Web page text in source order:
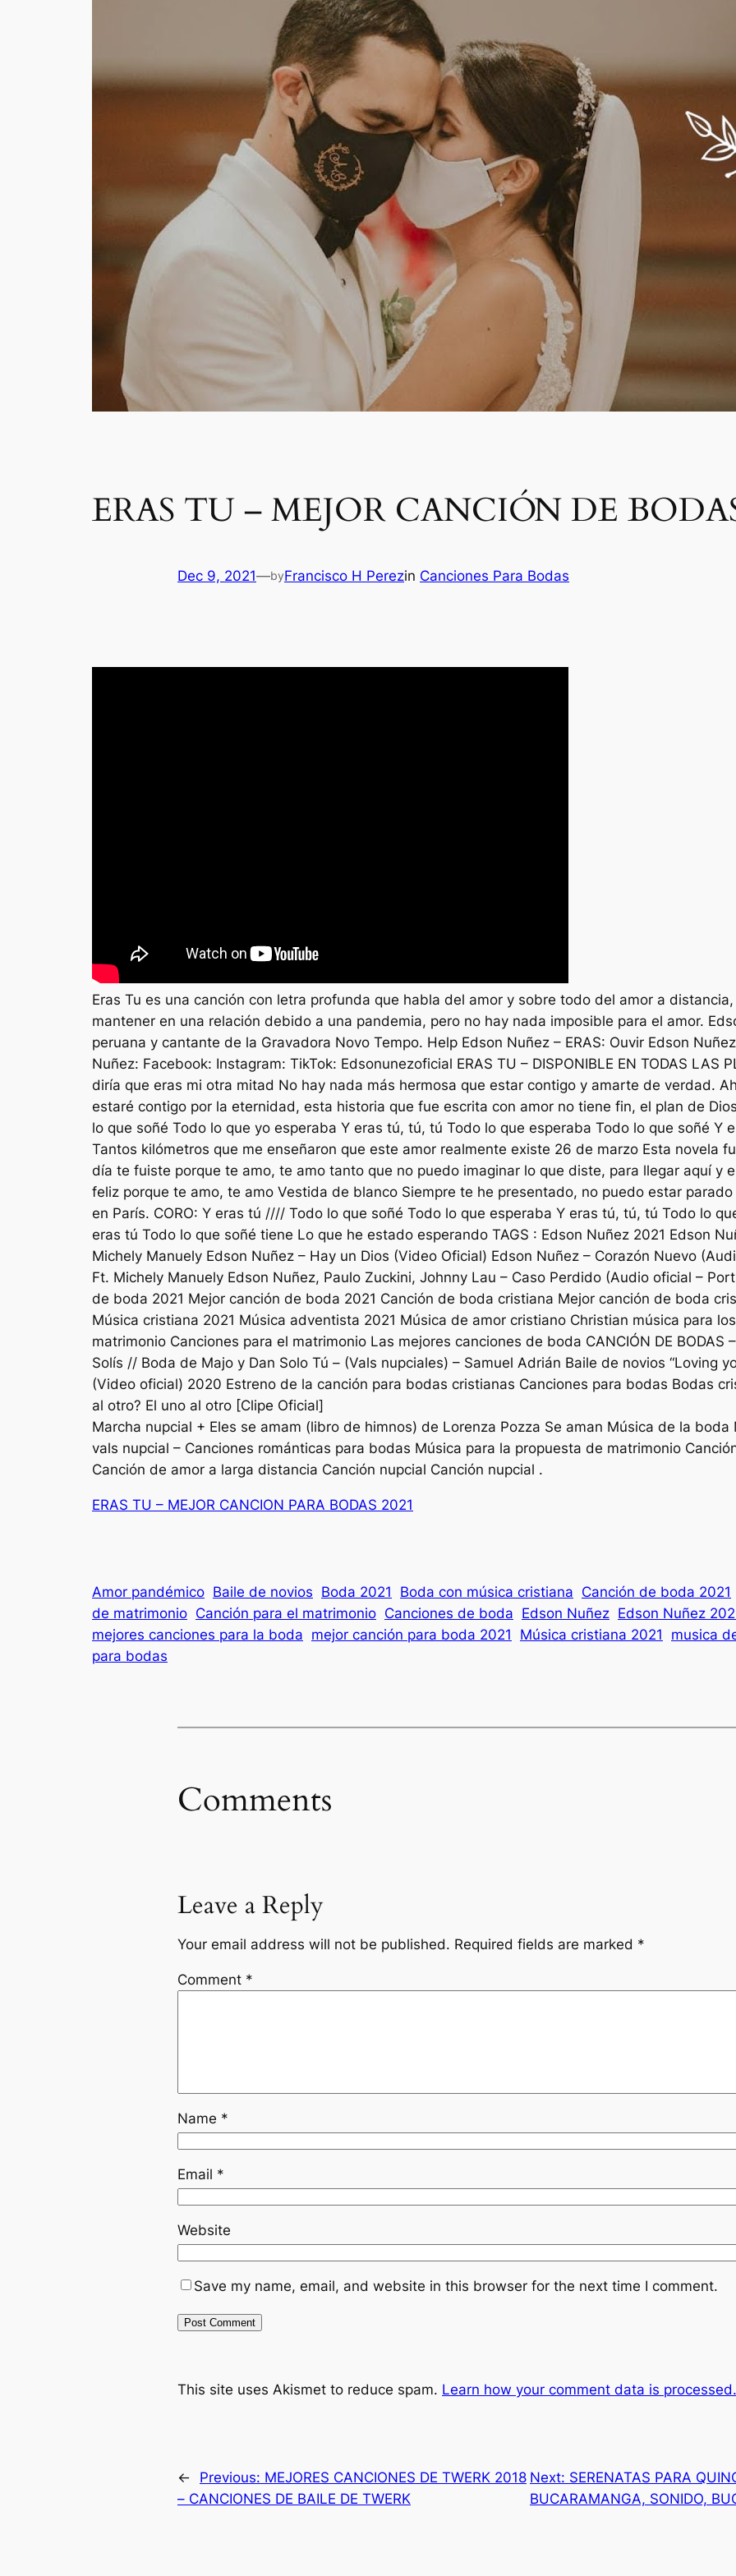
ERAS TU – MEJOR CANCIÓN DE
Dec 9, 2021—byFrancisco H Perezin Canciones Para Bodas
Eras Tu es una canción con letra profunda que habla del amor y sobre todo del amor a
mantener en una relación debido a una pandemia, pero no hay nada imposible para el amor.
peruana y cantante de la Gravadora Novo Tempo. Help Edson Nuñez – ERAS: Ouvir Edson Nuñez
Nuñez: Facebook: Instagram: TikTok: Edsonunezoficial ERAS TU – DISPONIBLE EN TODAS LAS
diría que eras mi otra mitad No hay nada más hermosa que estar contigo y amarte de verdad.
estaré contigo por la eternidad, esta historia que fue escrita con amor no tiene fin, el plan de
lo que soñé Todo lo que yo esperaba Y eras tú, tú, tú Todo lo que esperaba Todo lo que soñé Y
Tantos kilómetros que me enseñaron que este amor realmente existe 26 de marzo Esta novela
día te fuiste porque te amo, te amo tanto que no puedo imaginar lo que diste, para llegar aquí y
feliz porque te amo, te amo Vestida de blanco Siempre te he presentado, no puedo estar
en París. CORO: Y eras tú //// Todo lo que soñé Todo lo que esperaba Y eras tú, tú, tú Todo lo
eras tú Todo lo que soñé tiene Lo que he estado esperando TAGS : Edson Nuñez 2021 Edson
Michely Manuely Edson Nuñez – Hay un Dios (Video Oficial) Edson Nuñez – Corazón Nuevo
Ft. Michely Manuely Edson Nuñez, Paulo Zuckini, Johnny Lau – Caso Perdido (Audio oficial –
de boda 2021 Mejor canción de boda 2021 Canción de boda cristiana Mejor canción de boda
Música cristiana 2021 Música adventista 2021 Música de amor cristiano Christian música para
matrimonio Canciones para el matrimonio Las mejores canciones de boda CANCIÓN DE BODAS
Solís // Boda de Majo y Dan Solo Tú – (Vals nupciales) – Samuel Adrián Baile de novios “Loving
(Video oficial) 2020 Estreno de la canción para bodas cristianas Canciones para bodas Bodas
al otro? El uno al otro [Clipe Oficial]
Marcha nupcial + Eles se amam (libro de himnos) de Lorenza Pozza Se aman Música de la boda
vals nupcial – Canciones románticas para bodas Música para la propuesta de matrimonio
Canción de amor a larga distancia Canción nupcial Canción nupcial .
ERAS TU – MEJOR CANCION PARA BODAS 2021
Amor pandémico Baile de novios Boda 2021 Boda con música cristiana Canción de boda 2021
de matrimonio Canción para el matrimonio Canciones de boda Edson Nuñez Edson Nuñez
mejores canciones para la boda mejor canción para boda 2021 Música cristiana 2021
musica
para bodas
Comments
Leave a Reply
Your email address will not be published. Required fields are marked *
Comment *
Name *
Email *
Website
Save my name, email, and website in this browser for the next time I comment.
This site uses Akismet to reduce spam. Learn how your comment data is processed.
← Previous: MEJORES CANCIONES DE TWERK 2018
– CANCIONES DE BAILE DE TWERK
Next: SERENATAS PARA
BUCARAMANGA, SONIDO,